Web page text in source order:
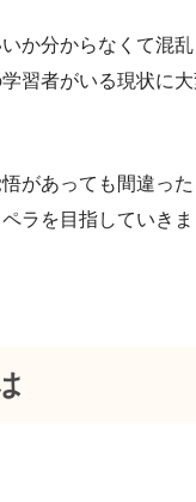
か分からなくて混
習者がいる現状に
があっても間違っ
ラを目指していきま